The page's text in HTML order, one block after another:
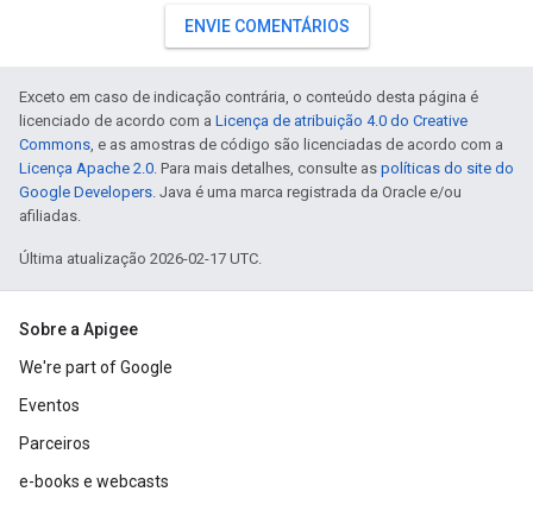
ENVIE COMENTÁRIOS
Exceto em caso de indicação contrária, o conteúdo desta página é
licenciado de acordo com a Licença de atribuição 4.0 do Creative
Commons, e as amostras de código são licenciadas de acordo com a
Licença Apache 2.0. Para mais detalhes, consulte as políticas do site do
Google Developers. Java é uma marca registrada da Oracle e/ou
afiliadas.
Última atualização 2026-02-17 UTC.
Sobre a Apigee
We're part of Google
Eventos
Parceiros
e-books e webcasts